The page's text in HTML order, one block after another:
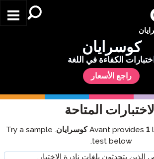
كوسرايان
اختبارات الكفاءة في اللغة
راجع الأسعار
الاختبارات المتاحة
Avant provides 1 كوسرايان . Try a sample
test below.